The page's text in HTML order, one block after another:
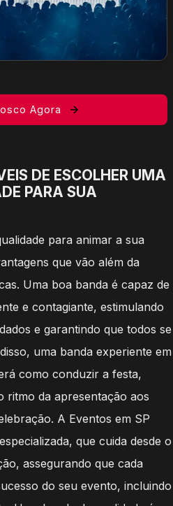
Agora
DE ESCOLHER UMA
PARA SUA
para animar a sua
que vão além da
Uma boa banda é capaz de
e contagiante, estimulando
e garantindo que todos se
uma banda experiente em
como conduzir a festa,
ritmo da apresentação aos
A Eventos em SP
que cuida desde o
assegurando que cada
do seu evento, incluindo